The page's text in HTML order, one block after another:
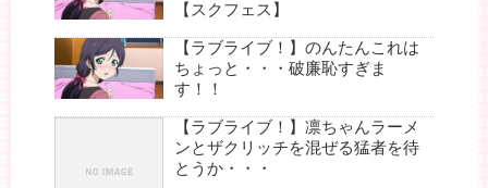
【スクフェス】
【ラブライブ！】のんたんこれは
ちょっと・・・破廉恥すぎま
す！！
【ラブライブ！】凛ちゃんラーメ
ンとザクリッチを混ぜる猛者を待
とうか・・・